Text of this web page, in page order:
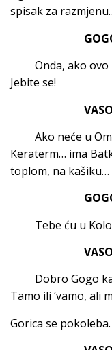
spisak za
Onda, ako ovo
Jebite se!
Ako neće u
Keraterm… ima
toplom, na kašiku…
Tebe ću u Kolo
Dobro Gogo
Tamo ili ‘vamo, ali
Gorica se pokoleba.